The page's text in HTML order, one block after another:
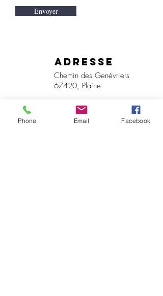
Envoyer
adresse
Chemin des Genévriers
67420, Plaine
Phone Email Facebook